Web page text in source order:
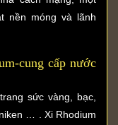
nền móng và lãnh
cung cấp nước
sức vàng, bạc,
… . Xi Rhodium